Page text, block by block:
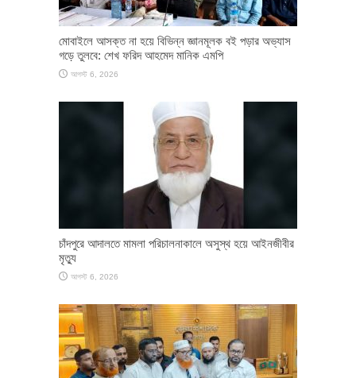
মোবাইলে আসক্ত না হয়ে বিভিন্ন জ্ঞানমূলক বই পড়ার অভ্যাস
গড়ে তুলবে: শেখ ফরিদ আহমেদ মানিক এমপি
আগস্ট 6, 2026
চাঁদপুরে আদালতে মামলা পরিচালনাকালে অসুস্থ হয়ে আইনজীবীর
মৃত্যু
আগস্ট 6, 2026